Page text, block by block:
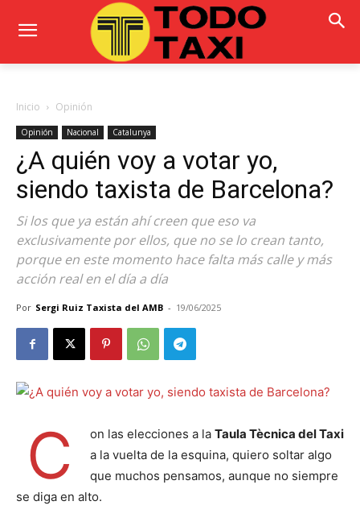
Inicio Opinión
Opinión Nacional Catalunya
¿A quién voy a votar yo,
siendo taxista de Barcelona?
Si los que ya están ahí creen que eso va
exclusivamente por ellos, que no se lo crean tanto,
porque en este momento hace falta más calle y más
acción real en el día a día
Por Sergi Ruiz Taxista del AMB - 19/06/2025
C on las elecciones a la Taula Tècnica del Taxi
a la vuelta de la esquina, quiero soltar algo
que muchos pensamos, aunque no siempre
se diga en alto.